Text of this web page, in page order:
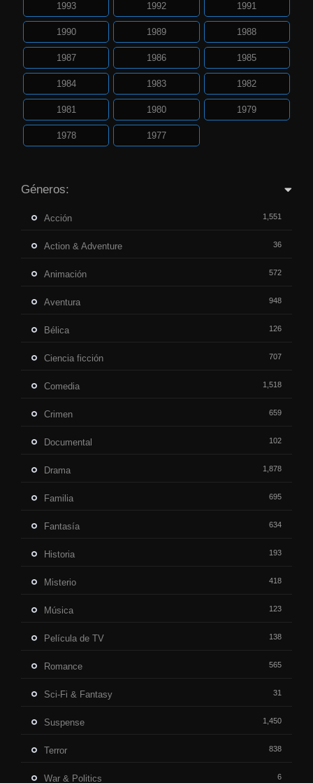
1993 1992 1991
1990 1989 1988
1987 1986 1985
1984 1983 1982
1981 1980 1979
1978 1977
Géneros:
Acción 1,551
Action & Adventure 36
Animación 572
Aventura 948
Bélica 126
Ciencia ficción 707
Comedia 1,518
Crimen 659
Documental 102
Drama 1,878
Familia 695
Fantasía 634
Historia 193
Misterio 418
Música 123
Película de TV 138
Romance 565
Sci-Fi & Fantasy 31
Suspense 1,450
Terror 838
War & Politics 6